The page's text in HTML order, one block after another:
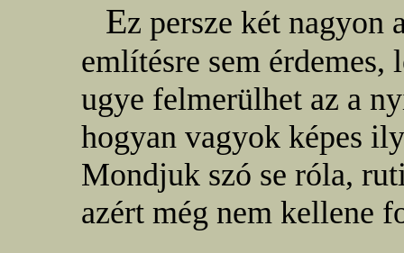
Ez persze két nagyon
említésre sem
ugye felmerülhet az a
hogyan vagyok képes
Mondjuk szó se róla,
azért még nem kellene